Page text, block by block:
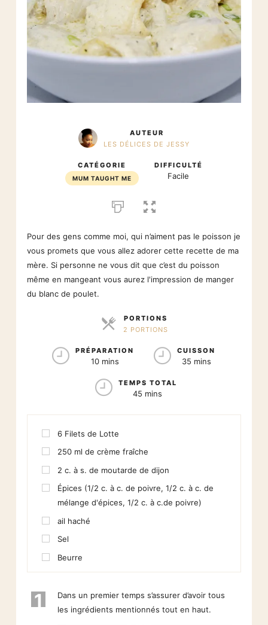
AUTEUR
LES DÉLICES DE JESSY
CATÉGORIE
MUM TAUGHT ME
DIFFICULTÉ
Facile
Pour des gens comme moi, qui n’aiment pas le poisson je
vous promets que vous allez adorer cette recette de ma
mère. Si personne ne vous dit que c’est du poisson
même en mangeant vous aurez l'impression de manger
du blanc de poulet.
PORTIONS
2 PORTIONS
PRÉPARATION
10 mins
CUISSON
35 mins
TEMPS TOTAL
45 mins
6 Filets de Lotte
250 ml de crème fraîche
2 c. à s. de moutarde de dijon
Épices (1/2 c. à c. de poivre, 1/2 c. à c. de
mélange d'épices, 1/2 c. à c.de poivre)
ail haché
Sel
Beurre
1
Dans un premier temps s’assurer d’avoir tous
les ingrédients mentionnés tout en haut.